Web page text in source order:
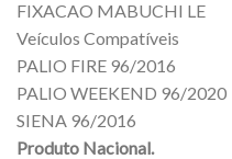
FIXACAO MABUCHI LE
Veículos Compatíveis
PALIO FIRE 96/2016
PALIO WEEKEND 96/2020
SIENA 96/2016
Produto Nacional.